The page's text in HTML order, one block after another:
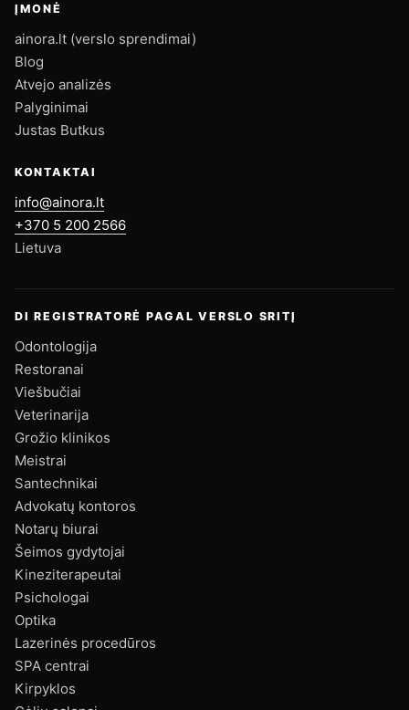
ĮMONĖ
ainora.lt (verslo sprendimai)
Blog
Atvejo analizės
Palyginimai
Justas Butkus
KONTAKTAI
info@ainora.lt
+370 5 200 2566
Lietuva
DI REGISTRATORĖ PAGAL VERSLO SRITĮ
Odontologija
Restoranai
Viešbučiai
Veterinarija
Grožio klinikos
Meistrai
Santechnikai
Advokatų kontoros
Notarų biurai
Šeimos gydytojai
Kineziterapeutai
Psichologai
Optika
Lazerinės procedūros
SPA centrai
Kirpyklos